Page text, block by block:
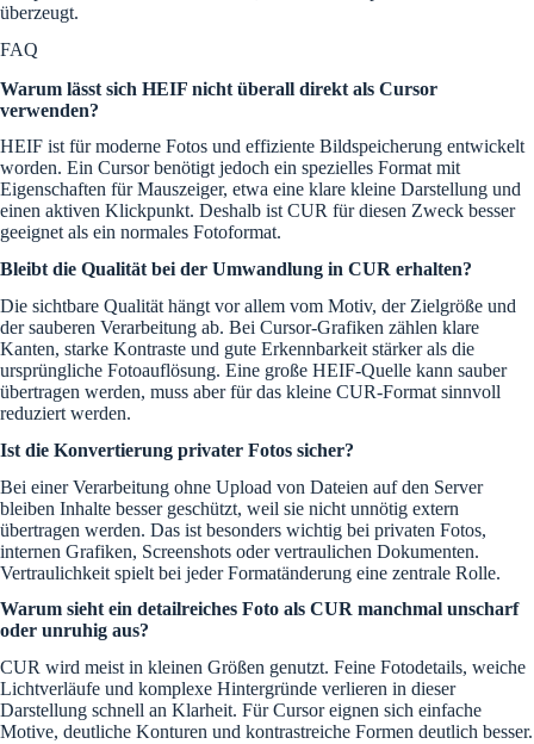
überzeugt.
FAQ
Warum lässt sich HEIF nicht überall direkt als Cursor
verwenden?
HEIF ist für moderne Fotos und effiziente Bildspeicherung entwickelt
worden. Ein Cursor benötigt jedoch ein spezielles Format mit
Eigenschaften für Mauszeiger, etwa eine klare kleine Darstellung und
einen aktiven Klickpunkt. Deshalb ist CUR für diesen Zweck besser
geeignet als ein normales Fotoformat.
Bleibt die Qualität bei der Umwandlung in CUR erhalten?
Die sichtbare Qualität hängt vor allem vom Motiv, der Zielgröße und
der sauberen Verarbeitung ab. Bei Cursor-Grafiken zählen klare
Kanten, starke Kontraste und gute Erkennbarkeit stärker als die
ursprüngliche Fotoauflösung. Eine große HEIF-Quelle kann sauber
übertragen werden, muss aber für das kleine CUR-Format sinnvoll
reduziert werden.
Ist die Konvertierung privater Fotos sicher?
Bei einer Verarbeitung ohne Upload von Dateien auf den Server
bleiben Inhalte besser geschützt, weil sie nicht unnötig extern
übertragen werden. Das ist besonders wichtig bei privaten Fotos,
internen Grafiken, Screenshots oder vertraulichen Dokumenten.
Vertraulichkeit spielt bei jeder Formatänderung eine zentrale Rolle.
Warum sieht ein detailreiches Foto als CUR manchmal unscharf
oder unruhig aus?
CUR wird meist in kleinen Größen genutzt. Feine Fotodetails, weiche
Lichtverläufe und komplexe Hintergründe verlieren in dieser
Darstellung schnell an Klarheit. Für Cursor eignen sich einfache
Motive, deutliche Konturen und kontrastreiche Formen deutlich besser.